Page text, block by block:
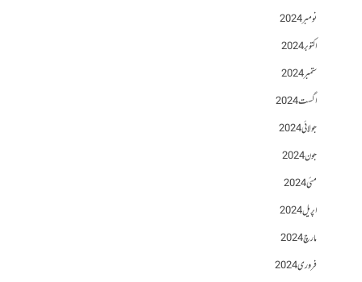
نومبر 2024
اکتوبر 2024
ستمبر 2024
اگست 2024
جولائی 2024
جون 2024
مئی 2024
اپریل 2024
مارچ 2024
فروری 2024